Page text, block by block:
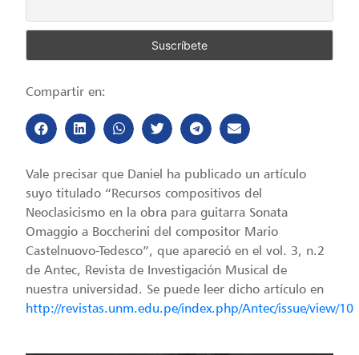
Compartir en:
Vale precisar que Daniel ha publicado un artículo
suyo titulado “Recursos compositivos del
Neoclasicismo en la obra para guitarra Sonata
Omaggio a Boccherini del compositor Mario
Castelnuovo-Tedesco”, que apareció en el vol. 3, n.2
de Antec, Revista de Investigación Musical de
nuestra universidad. Se puede leer dicho artículo en
http://revistas.unm.edu.pe/index.php/Antec/issue/view/10